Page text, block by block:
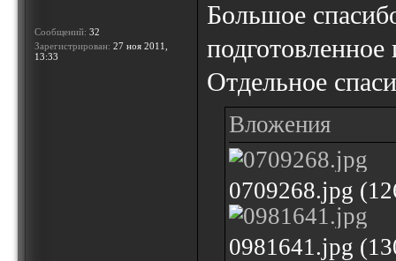
Сообщений: 32
Зарегистрирован: 27 ноя 2011,
13:33
Большое
Отдельное
Вложения
0709268.jpg
0981641.jpg